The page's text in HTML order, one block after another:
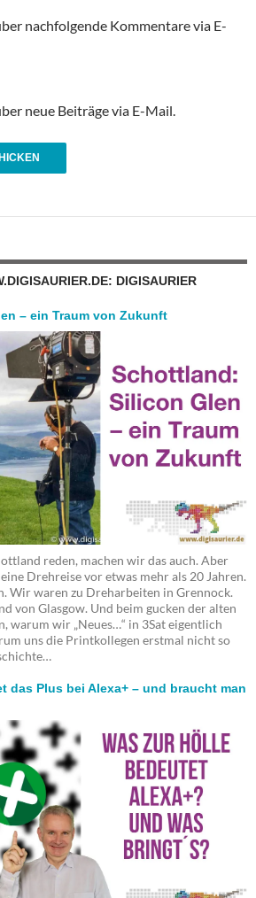
nachfolgende Kommentare via E-
neue Beiträge via E-Mail.
DIGISAURIER
– ein Traum von Zukunft
reden, machen wir das auch. Aber
Drehreise vor etwas mehr als 20 Jahren.
Wir waren zu Dreharbeiten in Grennock.
von Glasgow. Und beim gucken der alten
warum wir „Neues…“ in 3Sat eigentlich
uns die Printkollegen erstmal nicht so
das Plus bei Alexa+ – und braucht man